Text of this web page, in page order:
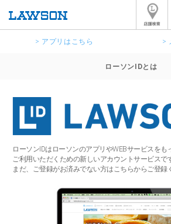
> アプリはこちら >
ローソンIDとは
ローソンIDはローソンのアプリやWEBサービスを
ご利用いただくための新しいアカウントサービスで
まだ、ご登録がお済みでない方はこちらからご登録